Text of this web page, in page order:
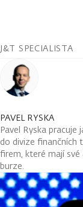
J&T SPECIALISTA
PAVEL RYSKA
Pavel Ryska
do divize finančních
firem, které mají své
burze.